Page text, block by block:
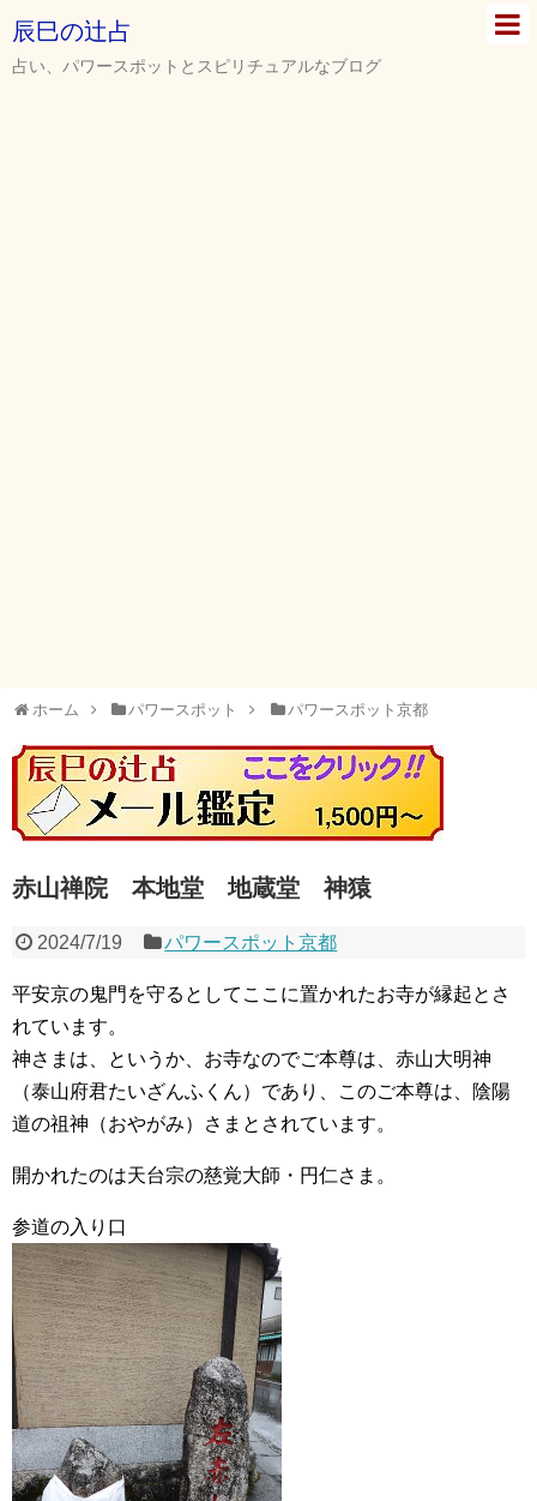
辰巳の辻占
占い、パワースポットとスピリチュアルなブログ
ホーム パワースポット パワースポット京都
赤山禅院 本地堂 地蔵堂 神猿
2024/7/19 パワースポット京都
平安京の鬼門を守るとしてここに置かれたお寺が縁起とさ
れています。
神さまは、というか、お寺なのでご本尊は、赤山大明神
（泰山府君たいざんふくん）であり、このご本尊は、陰陽
道の祖神（おやがみ）さまとされています。
開かれたのは天台宗の慈覚大師・円仁さま。
参道の入り口